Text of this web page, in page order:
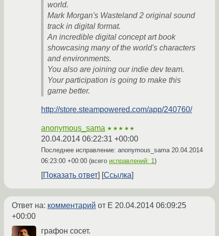
world.
Mark Morgan's Wasteland 2 original sound
track in digital format.
An incredible digital concept art book
showcasing many of the world's characters
and environments.
You also are joining our indie dev team.
Your participation is going to make this
game better.
http://store.steampowered.com/app/240760/
anonymous_sama ★★★★★
20.04.2014 06:22:31 +00:00
Последнее исправление: anonymous_sama 20.04.2014
06:23:00 +00:00 (всего исправлений: 1)
Показать ответ Ссылка
Ответ на: комментарий от E 20.04.2014 06:09:25
+00:00
графон сосет.